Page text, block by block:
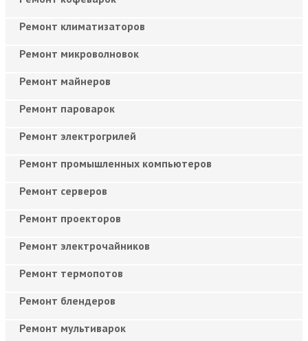
Ремонт климатизаторов
Ремонт микроволновок
Ремонт майнеров
Ремонт пароварок
Ремонт электрогрилей
Ремонт промышленных компьютеров
Ремонт серверов
Ремонт проекторов
Ремонт электрочайников
Ремонт термопотов
Ремонт блендеров
Ремонт мультиварок